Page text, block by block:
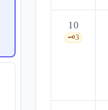
10
🗝️3